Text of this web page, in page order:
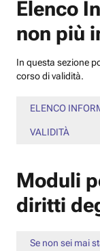
Elenco
non più
In questa sezione
corso di validità.
ELENCO
VALIDITÀ
Moduli
diritti
Se non sei mai